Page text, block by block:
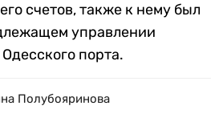
счетов, также к нему был
управлении
порта.
Полубояринова